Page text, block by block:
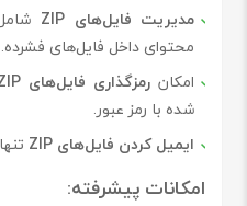
مدیریت فایل‌های ZIP
محتوای داخل فایل‌های فشرده.
امکان رمزگذاری فایل‌های ZIP
شده با رمز عبور.
ایمیل کردن فایل‌های ZIP
امکانات پیشرفته: